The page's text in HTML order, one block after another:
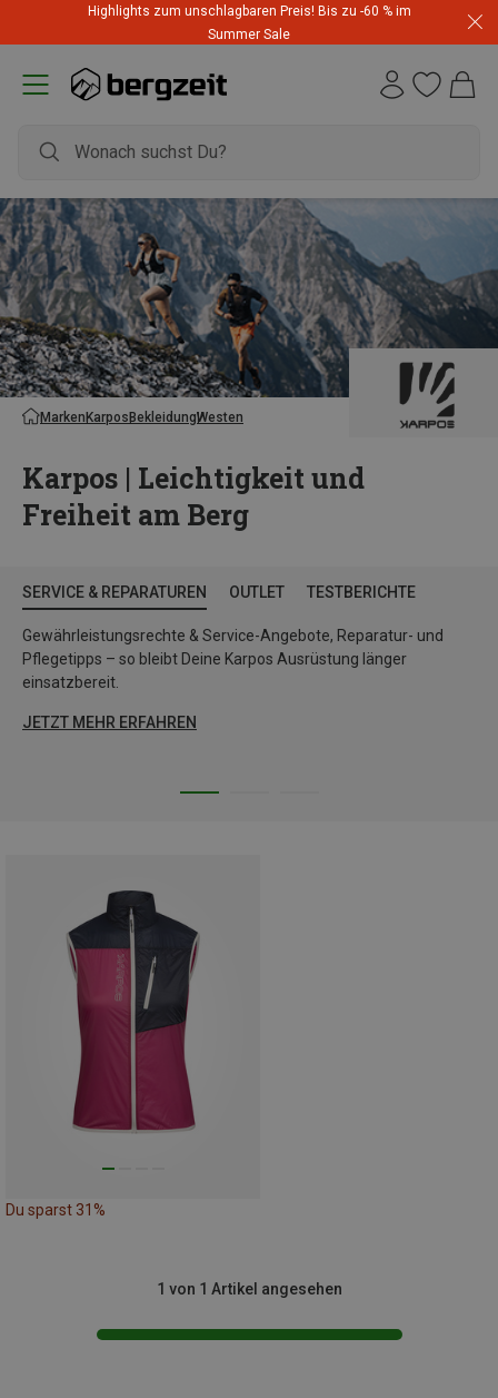
Highlights zum unschlagbaren Preis! Bis zu -60 % im
Summer Sale
MarkenKarposBekleidungWesten
Karpos | Leichtigkeit und
Freiheit am Berg
SERVICE & REPARATUREN OUTLET TESTBERICHTE
Gewährleistungsrechte & Service-Angebote, Reparatur- und
Pflegetipps – so bleibt Deine Karpos Ausrüstung länger
einsatzbereit.
JETZT MEHR ERFAHREN
Du sparst 31%
1 von 1 Artikel angesehen